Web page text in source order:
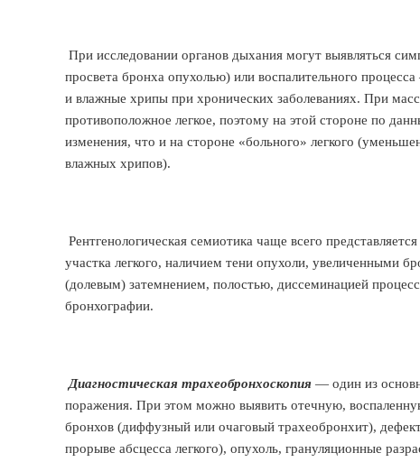
При исследовании органов дыхания могут выявляться
просвета бронха опухолью) или воспалительного
и влажные хрипы при хронических заболеваниях. При
противоположное легкое, поэтому на этой стороне по
изменения, что и на стороне «больного» легкого
влажных хрипов).
Рентгенологическая семиотика чаще всего
участка легкого, наличием тени опухоли, увеличенными
(долевым) затемнением, полостью, диссеминацией
бронхографии.
Диагностическая трахеобронхоскопия — один из
поражения. При этом можно выявить отечную,
бронхов (диффузный или очаговый трахеобронхит),
прорыве абсцесса легкого), опухоль, грануляционные